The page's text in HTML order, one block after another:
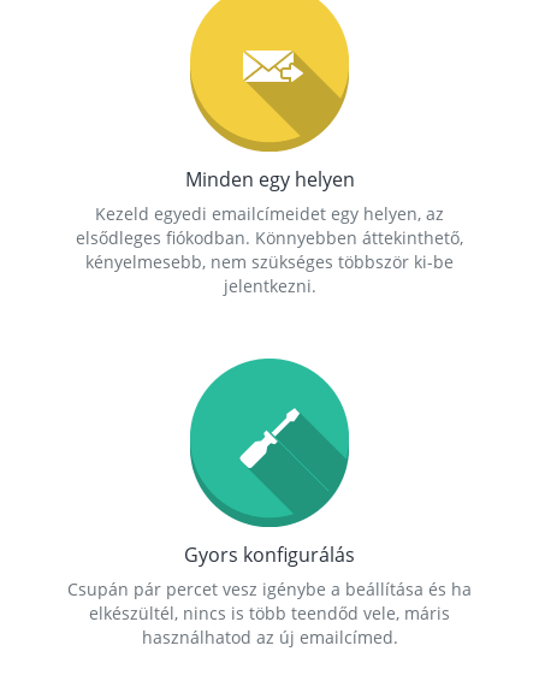
Minden egy helyen
Kezeld egyedi emailcímeidet egy helyen, az
elsődleges fiókodban. Könnyebben áttekinthető,
kényelmesebb, nem szükséges többször ki-be
jelentkezni.
Gyors konfigurálás
Csupán pár percet vesz igénybe a beállítása és ha
elkészültél, nincs is több teendőd vele, máris
használhatod az új emailcímed.